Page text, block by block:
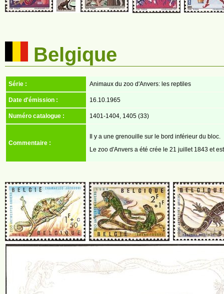
Belgique
Série : Animaux du zoo d'Anvers: les reptiles
Date d'émission : 16.10.1965
Numéro catalogue : 1401-1404, 1405 (33)
Commentaire :
Il y a une grenouille sur le bord inférieur du bloc.
Le zoo d'Anvers a été crée le 21 juillet 1843 et